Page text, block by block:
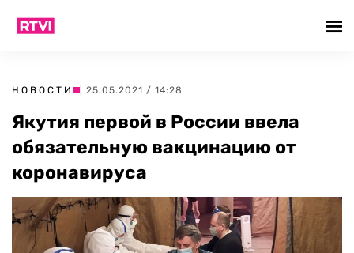
НОВОСТИ | 25.05.2021 / 14:28
Якутия первой в России ввела
обязательную вакцинацию от
коронавируса